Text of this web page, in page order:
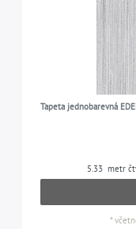
Tapeta jednobarevná
5.33 metr
*